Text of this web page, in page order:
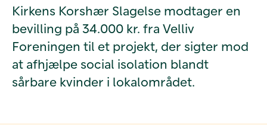
Foreningen
Kontakt
os
Kirkens Korshær Slagelse modtager en
bevilling på 34.000 kr. fra Velliv
Foreningen til et projekt, der sigter mod
at afhjælpe social isolation blandt
sårbare kvinder i lokalområdet.